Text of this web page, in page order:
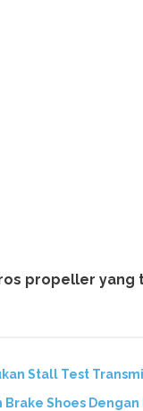
propeller
Stall Test
Shoes Dengan